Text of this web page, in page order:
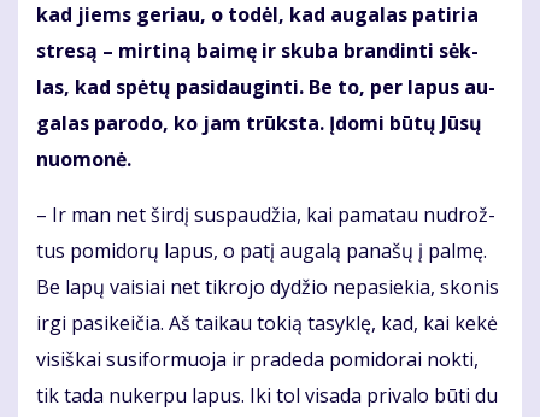
kad jiems ge­riau, o to­dėl, kad au­ga­las pa­ti­ria
stre­są – mir­ti­ną bai­mę ir sku­ba bran­din­ti sėk­
las, kad spė­tų pa­si­dau­gin­ti. Be to, per la­pus au­
ga­las pa­ro­do, ko jam trūks­ta. Įdo­mi bū­tų Jū­sų
nuo­mo­nė.
– Ir man net šir­dį su­spau­džia, kai pa­ma­tau nu­drož­
tus po­mi­do­rų la­pus, o pa­tį au­ga­lą pa­na­šų į pal­mę.
Be la­pų vai­siai net tik­ro­jo dy­džio ne­pa­sie­kia, sko­nis
ir­gi pa­si­kei­čia. Aš tai­kau to­kią ta­syk­lę, kad, kai ke­kė
visiškai su­si­for­muo­ja ir pra­de­da po­mi­do­rai nok­ti,
tik ta­da nu­ker­pu la­pus. Iki tol vi­sa­da pri­va­lo bū­ti du